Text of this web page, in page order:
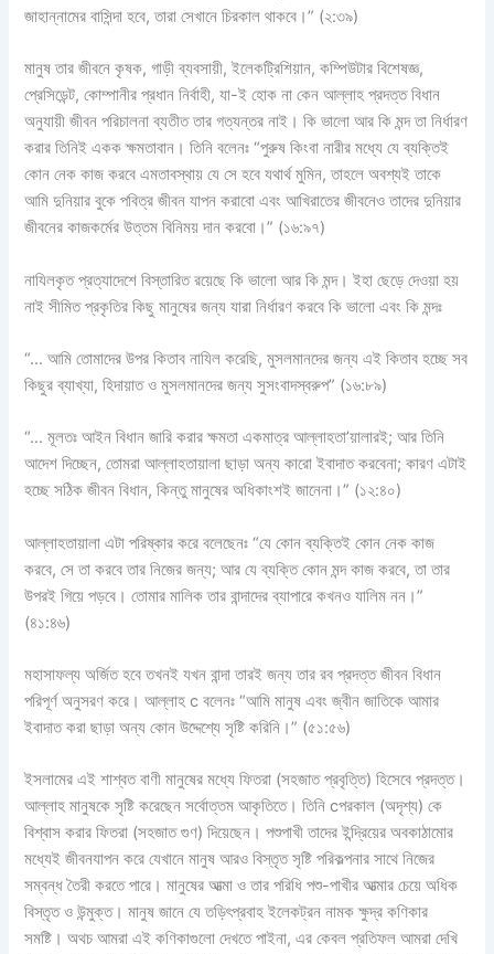
জাহান্নামের বাসিন্দা হবে, তারা সেখানে চিরকাল থাকবে।” (২:৩৯)
মানুষ তার জীবনে কৃষক, গাড়ী ব্যবসায়ী, ইলেকট্রিশিয়ান, কম্পিউটার বিশেষজ্ঞ,
প্রেসিডেন্ট, কোম্পানীর প্রধান নির্বাহী, যা-ই হোক না কেন আল্লাহ প্রদত্ত বিধান
অনুযায়ী জীবন পরিচালনা ব্যতীত তার গত্যন্তর নাই। কি ভালো আর কি মন্দ তা নির্ধারণ
করার তিনিই একক ক্ষমতাবান। তিনি বলেনঃ “পুরুষ কিংবা নারীর মধ্যে যে ব্যক্তিই
কোন নেক কাজ করবে এমতাবস্থায় যে সে হবে যথার্থ মুমিন, তাহলে অবশ্যই তাকে
আমি দুনিয়ার বুকে পবিত্র জীবন যাপন করাবো এবং আখিরাতের জীবনেও তাদের দুনিয়ার
জীবনের কাজকর্মের উত্তম বিনিময় দান করবো।” (১৬:৯৭)
নাযিলকৃত প্রত্যাদেশে বিস্তারিত রয়েছে কি ভালো আর কি মন্দ। ইহা ছেড়ে দেওয়া হয়
নাই সীমিত প্রকৃতির কিছু মানুষের জন্য যারা নির্ধারণ করবে কি ভালো এবং কি মন্দঃ
“… আমি তোমাদের উপর কিতাব নাযিল করেছি, মুসলমানদের জন্য এই কিতাব হচ্ছে সব
কিছুর ব্যাখ্যা, হিদায়াত ও মুসলমানদের জন্য সুসংবাদস্বরুপ” (১৬:৮৯)
“… মূলতঃ আইন বিধান জারি করার ক্ষমতা একমাত্র আল্লাহতা’য়ালারই; আর তিনি
আদেশ দিচ্ছেন, তোমরা আল্লাহতায়ালা ছাড়া অন্য কারো ইবাদাত করবেনা; কারণ এটাই
হচ্ছে সঠিক জীবন বিধান, কিন্তু মানুষের অধিকাংশই জানেনা।” (১২:৪০)
আল্লাহতায়ালা এটা পরিষ্কার করে বলেছেনঃ “যে কোন ব্যক্তিই কোন নেক কাজ
করবে, সে তা করবে তার নিজের জন্য; আর যে ব্যক্তি কোন মন্দ কাজ করবে, তা তার
উপরই গিয়ে পড়বে। তোমার মালিক তার বান্দাদের ব্যাপারে কখনও যালিম নন।”
(৪১:৪৬)
মহাসাফল্য অর্জিত হবে তখনই যখন বান্দা তারই জন্য তার রব প্রদত্ত জীবন বিধান
পরিপূর্ণ অনুসরণ করে। আল্লাহ c বলেনঃ “আমি মানুষ এবং জ্বীন জাতিকে আমার
ইবাদাত করা ছাড়া অন্য কোন উদ্দেশ্যে সৃষ্টি করিনি।” (৫১:৫৬)
ইসলামের এই শাশ্বত বাণী মানুষের মধ্যে ফিতরা (সহজাত প্রবৃত্তি) হিসেবে প্রদত্ত।
আল্লাহ মানুষকে সৃষ্টি করেছেন সর্বোত্তম আকৃতিতে। তিনি cপরকাল (অদৃশ্য) কে
বিশ্বাস করার ফিতরা (সহজাত গুণ) দিয়েছেন। পশুপাখী তাদের ইন্দ্রিয়ের অবকাঠামোর
মধ্যেই জীবনযাপন করে যেখানে মানুষ আরও বিস্তৃত সৃষ্টি পরিকল্পনার সাথে নিজের
সম্বন্ধ তৈরী করতে পারে। মানুষের আত্মা ও তার পরিধি পশু-পাখীর আত্মার চেয়ে অধিক
বিস্তৃত ও উন্মুক্ত। মানুষ জানে যে তড়িৎপ্রবাহ ইলেকট্রন নামক ক্ষুদ্র কণিকার
সমষ্টি। অথচ আমরা এই কণিকাগুলো দেখতে পাইনা, এর কেবল প্রতিফল আমরা দেখি